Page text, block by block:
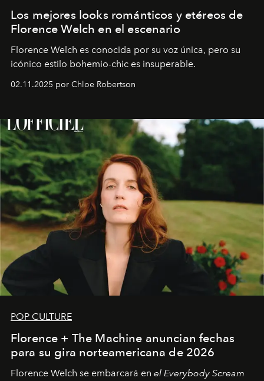
Los mejores looks románticos y etéreos de
Florence Welch en el escenario
Florence Welch es conocida por su voz única, pero su
icónico estilo bohemio-chic es insuperable.
02.11.2025 por Chloe Robertson
POP CULTURE
Florence + The Machine anuncian fechas
para su gira norteamericana de 2026
Florence Welch se embarcará en el Everybody Scream